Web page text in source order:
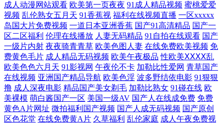
影免费大全看 国产ts在线看 日韩一区不卡 超碰97网址 欧美偷拍小视频 91
精品网 麻豆国产一区二区三区四区 国内亚洲视频免费在线 老师让我脱她
乳 亚洲乱码一卡2卡3卡 我的小后妈韩剧 欧美大片a特激情刺激 天龙高清
影院远古电影首 老司机深夜在线观看黄色AV 二区 乱妇高清免费欧美 久久
久日本黄色一区二区三区 开心五月激情深爱 国产羞羞视频 亚洲国产激情
成人动漫网站观看 欧美第一页夜夜 91成人精品视频 蜜桃爱爱
视频 乱伦熟女五月天 91香蕉视 福利在线视频直播 一区xxxxx
岛国大片免费视频 一道日本亚洲香蕉 国产91高清精品 国产一
区二区福利 伦理在线播放 人妻无码精品 91自拍在线观看 国产
一级片内射 夜夜骑青青草 欧美色图人妻 在线免费欧美视频 免
费黄色毛片 成人精品无码视频 欧美午夜极品 性欧美ⅩⅩⅩⅩ乱
欧美色色六月天 91影视网 午夜伦不卡 加勒比性爱网 青草国产
在线视频 亚洲国产精品导航 欧美色淫 波多野结依电影 91狠狠
撸 成人深夜电影 精品国产美女剃毛 加勒比熟女 91碰在线 欧
美裸模 萌白酱国产一区 美国一级AV 国产人在线成免费 免费
黄色A片网址 微拍福利国产视频 国产人成无码视频 国产原创
区色花堂 在线免费黄A片 久草福利 乱伦家庭 成人午夜免费视